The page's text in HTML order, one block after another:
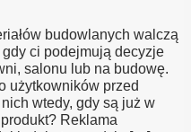
budowlanych walczą
ci podejmują decyzje
salonu lub na budowę.
użytkowników przed
wtedy, gdy są już w
Reklama